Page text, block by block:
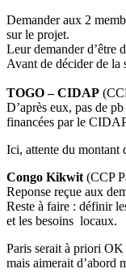
Demander aux 2
sur le projet.
Leur demander d’être
Avant de décider de la
TOGO – CIDAP
D’après eux, pas de
financées par le
Ici, attente du montant
Congo Kikwit (CCP
Reponse reçue aux
Reste à faire : définir
et les besoins locaux.
Paris serait à priori
mais aimerait d’abord